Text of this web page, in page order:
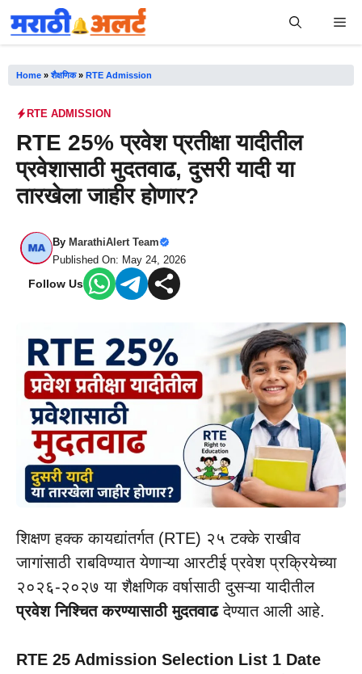
Skip
to
Home »शैक्षणिक» RTE Admission
RTE ADMISSION
RTE 25% प्रवेश प्रतीक्षा यादीतील
प्रवेशासाठी मुदतवाढ, दुसरी यादी या
तारखेला जाहीर होणार?
By MarathiAlert Team
Published On: May 24, 2026
Follow Us
शिक्षण हक्क कायद्यांतर्गत (RTE) २५ टक्के राखीव
जागांसाठी राबविण्यात येणाऱ्या आरटीई प्रवेश प्रक्रियेच्या
२०२६-२०२७ या शैक्षणिक वर्षासाठी दुसऱ्या यादीतील
प्रवेश निश्चित करण्यासाठी मुदतवाढदेण्यात आली आहे.
RTE 25 Admission Selection List 1 Date